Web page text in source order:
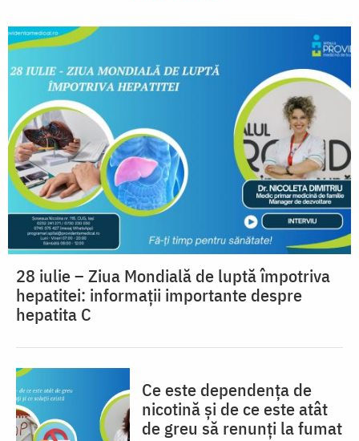
28 iulie – Ziua Mondială de luptă împotriva
hepatitei: informații importante despre
hepatita C
Ce este dependența de
nicotină și de ce este atât
de greu să renunți la fumat